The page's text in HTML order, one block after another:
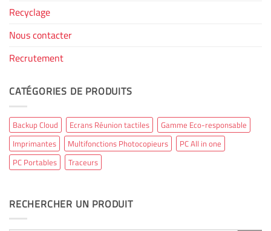
Recyclage
Nous contacter
Recrutement
CATÉGORIES DE PRODUITS
Backup Cloud Ecrans Réunion tactiles
Gamme Eco-responsable
Imprimantes
Multifonctions Photocopieurs
PC All in one
PC Portables
Traceurs
RECHERCHER UN PRODUIT